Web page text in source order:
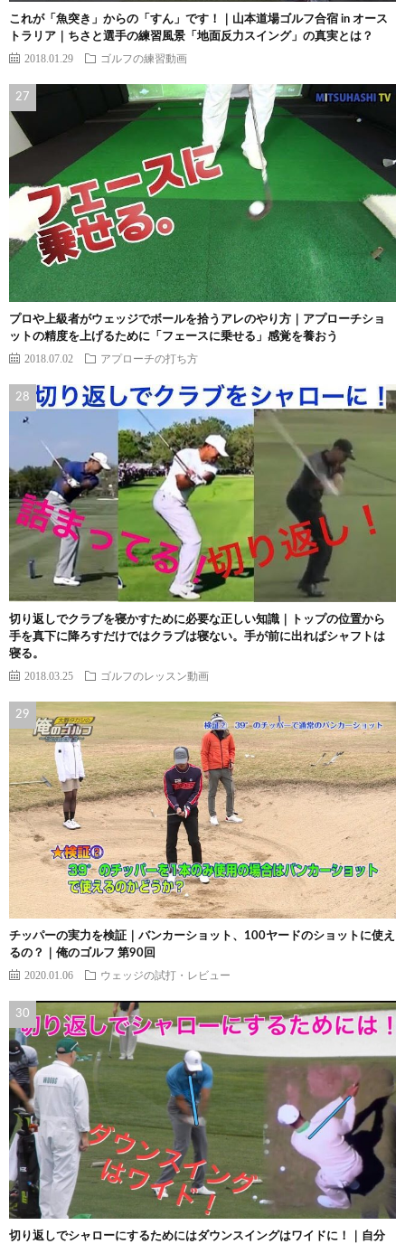
これが「魚突き」からの「すん」です！｜山本道場ゴルフ合宿 in オース
トラリア｜ちさと選手の練習風景「地面反力スイング」の真実とは？
2018.01.29 ゴルフの練習動画
プロや上級者がウェッジでボールを拾うアレのやり方｜アプローチショ
ットの精度を上げるために「フェースに乗せる」感覚を養おう
2018.07.02 アプローチの打ち方
切り返しでクラブを寝かすために必要な正しい知識｜トップの位置から
手を真下に降ろすだけではクラブは寝ない。手が前に出ればシャフトは
寝る。
2018.03.25 ゴルフのレッスン動画
チッパーの実力を検証｜バンカーショット、100ヤードのショットに使え
るの？｜俺のゴルフ 第90回
2020.01.06 ウェッジの試打・レビュー
切り返しでシャローにするためにはダウンスイングはワイドに！｜自分